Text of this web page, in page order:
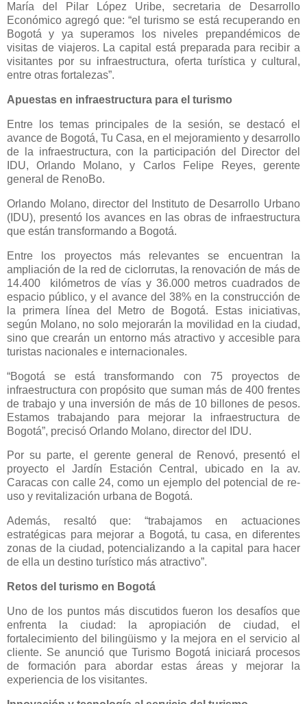
María del Pilar López Uribe, secretaria de Desarrollo
Económico agregó que: “el turismo se está recuperando en
Bogotá y ya superamos los niveles prepandémicos de
visitas de viajeros. La capital está preparada para recibir a
visitantes por su infraestructura, oferta turística y cultural,
entre otras fortalezas”.
Apuestas en infraestructura para el turismo
Entre los temas principales de la sesión, se destacó el
avance de Bogotá, Tu Casa, en el mejoramiento y desarrollo
de la infraestructura, con la participación del Director del
IDU, Orlando Molano, y Carlos Felipe Reyes, gerente
general de RenoBo.
Orlando Molano, director del Instituto de Desarrollo Urbano
(IDU), presentó los avances en las obras de infraestructura
que están transformando a Bogotá.
Entre los proyectos más relevantes se encuentran la
ampliación de la red de ciclorrutas, la renovación de más de
14.400
kilómetros de vías y 36.000 metros cuadrados de
espacio público, y el avance del 38% en la construcción de
la primera línea del Metro de Bogotá. Estas iniciativas,
según Molano, no solo mejorarán la movilidad en la ciudad,
sino que crearán un entorno más atractivo y accesible para
turistas nacionales e internacionales.
“Bogotá se está transformando con 75 proyectos de
infraestructura con propósito que suman más de 400 frentes
de trabajo y una inversión de más de 10 billones de pesos.
Estamos trabajando para mejorar la infraestructura de
Bogotá”, precisó Orlando Molano, director del IDU.
Por su parte, el gerente general de Renovó, presentó el
proyecto el Jardín Estación Central, ubicado en la av.
Caracas con calle 24, como un ejemplo del potencial de re-
uso y revitalización urbana de Bogotá.
Además, resaltó que: “trabajamos en actuaciones
estratégicas para mejorar a Bogotá, tu casa, en diferentes
zonas de la ciudad, potencializando a la capital para hacer
de ella un destino turístico más atractivo”.
Retos del turismo en Bogotá
Uno de los puntos más discutidos fueron los desafíos que
enfrenta la ciudad: la apropiación de ciudad, el
fortalecimiento del bilingüismo y la mejora en el servicio al
cliente. Se anunció que Turismo Bogotá iniciará procesos
de formación para abordar estas áreas y mejorar la
experiencia de los visitantes.